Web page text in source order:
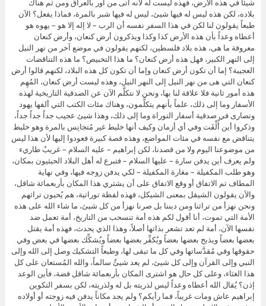
شيئاً في هذه الأرض، فهذه ليست له لأنه أتى من أور بالعراق ومن ثم هناك
بلاده، لكن هذه ليس له فيها شيئ، ليس له فيها شبر بالمرة، فماذا يفعل؟ الآن
طبعاً يقولون لنا لكن في هذا السفر نفسه أن الرب – لا إله إلا هو – يهوه هو
أعطاه وعداً بأن هذه الأرض كذا وكذا ويذكرون أرض كنعان، وأرض كنعان
معروفة ما هى، هذه بلاد فلسطين، لكنهم يقولون في موضع آخر من نهر النيل
إلى النهر الكبير، فهل هذه أرض كنعان؟ ما هذا التخبيص؟ ما هذه التناقضات
العجيبة؟ إما أن تكون أرض كنعان وإما أن تكون كل هذه البلاد، لكنهم قالوا أرض
كنعان التي هى من نهر النيل إلى النهر النيل، وهذه ليست أرض كنعان، المُهِم
هذه أمور ثانية فلا علاقة لنا بها، ونحن لا نتكلَّم الآن عن الصدقية التاريخية لهذه
الأسفار وما إلى ذلك، علماً بأنهم يتكلَّمون، وهناك مئات الكتب التي ألفها يهود
ونصارى في صدقية أسفار التوراة وما إلى ذلك، وهذا شيئ عجيب جداً جداً جداً،
وذكروا أين أُلِّفَت وفي أي أزمان وكيف أنها خليط غير مُتجانِس بالمرة وهو خليط
يتناقض مع نفسه في مئات المواضع، وهذه قصة كبيرة فعودوا إليها لأن هذا ليس
من موضوعنا اليوم ولا من قصدنا، لكن إبراهيم – عليه السلام – غريبٌ طاريء
ولم يعرف أين يدفن سارة – عليها السلام – فتبرع له أهل البلاد الحيثيون بمكان،
وهو طلب المكفيلة – مغارة المكفيلة – لكي يدفن زوجه فيها، وفي نهاية
المطاف تم الاتفاق أو وقع الاتفاق على أن يشتري هذا المكان بأربعمائة شاقل،
والآن يقولون الشيقل بمعنى الشيكل، فهذه لفظة توراتية، هم يُحيون تراثهم
ونحن نهزأ من تراثنا ومن ديننا بل صرنا نهزأ من كل شيئ، ما شاء الله على هذه
الأمة التي تموت، أنا أقول لكم هذه أمة تنسحب من التاريخ، أمة تعمل ضد
نفسها الآن، أمة لم تعد تشعر بذاتها أصلاً، وهذا الذي يحدث، فهذه أمة يقتل
بعضها بعضاً ويذبح بعضها بعضاً ويُكفِّر بعضها بعضاً ويُشكِّك بعضها في بعض وفي
حقوقها وفي مُقدَّساتها وفي كل ما تبقى لها، وطبعاً التشكيك وصل إلى الله وإلى
النبي وإلى القرآن وإلى كل شيئ، لم يعد شيئٌ سالماً، والله المُستعان على كل
هذا الغثاء، وعلى كل حال هو اشترى المكان بأربعمائة شاقل فضة، فأين الوعد
إذن؟ يُقال الله أعطاه وعداً ليس لذريته بل له ولذريته، لكن بسفر التكوين
إبراهيم عاش ومات غريباً، فما رأيكم؟ ولم يجد مكاناً يدفن فيه زوجته أو أولاده